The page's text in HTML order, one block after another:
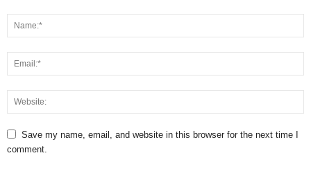
Save my name, email, and website in this browser for the next time I
comment.